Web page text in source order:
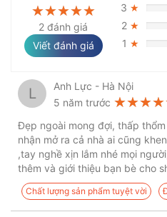
★★★★★
★★★★★
★★★★★
2 đánh giá
Viết đánh giá
3 ★
2 ★
1 ★
L
Anh Lực - Hà Nội
5 năm trước
Đẹp ngoài mong đợi, thấp
nhận mở ra cả nhà ai cũng
,tay nghề xịn lắm nhé mọi
thêm và giới thiệu bạn bè cho
Chất lượng sản phẩm tuyệt vời